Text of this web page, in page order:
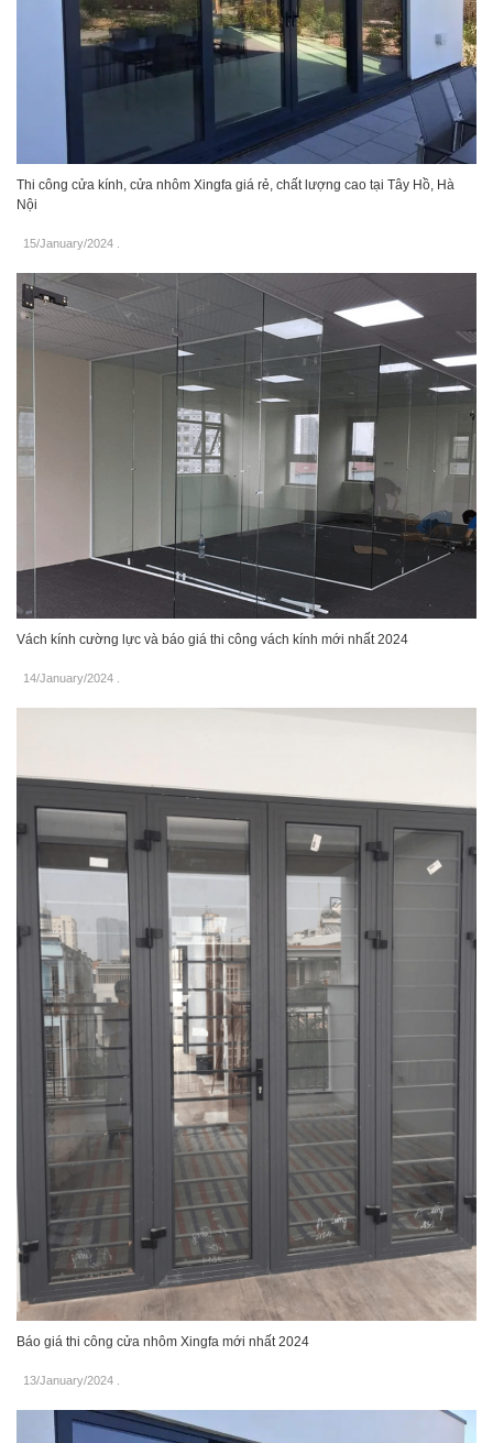
Thi công cửa kính, cửa nhôm Xingfa giá rẻ, chất lượng cao tại Tây Hồ, Hà
Nội
15/January/2024
Vách kính cường lực và báo giá thi công vách kính mới nhất 2024
14/January/2024
Báo giá thi công cửa nhôm Xingfa mới nhất 2024
13/January/2024